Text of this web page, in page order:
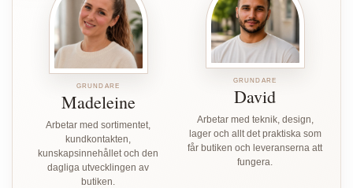
GRUNDARE
Madeleine
Arbetar med sortimentet,
kundkontakten,
kunskapsinnehållet och den
dagliga utvecklingen av
butiken.
GRUNDARE
David
Arbetar med teknik, design,
lager och allt det praktiska som
får butiken och leveranserna att
fungera.